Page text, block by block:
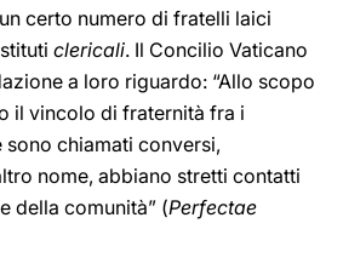
certo numero di fratelli laici
clericali. Il Concilio Vaticano
a loro riguardo: “Allo scopo
il vincolo di fraternità fra i
chiamati conversi,
nome, abbiano stretti contatti
della comunità” (Perfectae